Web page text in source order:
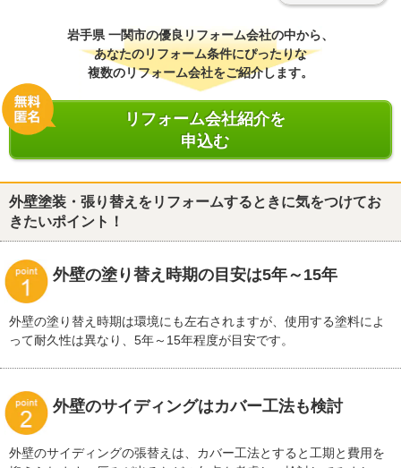
岩手県 一関市の優良リフォーム会社の中から、
あなたのリフォーム条件にぴったりな
複数のリフォーム会社をご紹介します。
リフォーム会社紹介を
申込む
外壁塗装・張り替えをリフォームするときに気をつけてお
きたいポイント！
外壁の塗り替え時期の目安は5年～15年
外壁の塗り替え時期は環境にも左右されますが、使用する塗料によ
って耐久性は異なり、5年～15年程度が目安です。
外壁のサイディングはカバー工法も検討
外壁のサイディングの張替えは、カバー工法とすると工期と費用を